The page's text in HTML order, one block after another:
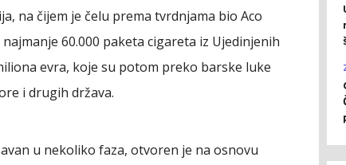
na čijem je čelu prema tvrdnjama bio Aco
60.000 paketa cigareta iz Ujedinjenih
evra, koje su potom preko barske luke
i drugih država.
u nekoliko faza, otvoren je na osnovu